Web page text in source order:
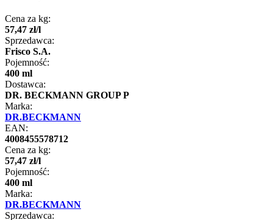
Cena za kg:
57,47 zł/l
Sprzedawca:
Frisco S.A.
Pojemność:
400 ml
Dostawca:
DR. BECKMANN GROUP P
Marka:
DR.BECKMANN
EAN:
4008455578712
Cena za kg:
57,47 zł/l
Pojemność:
400 ml
Marka:
DR.BECKMANN
Sprzedawca: